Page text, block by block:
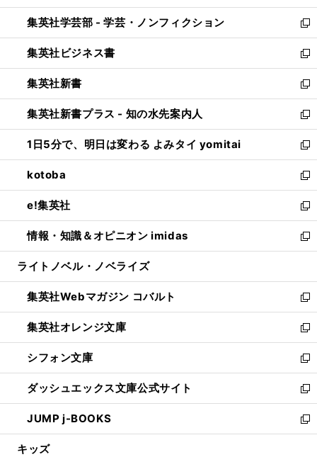
開
く
ウ
で
開
く
ン
ド
ウ
で
開
く
ウ
ィ
ン
ド
ウ
で
開
く
集英社学芸部 - 学芸・ノンフィクション
新
し
い
ウ
ィ
ン
ド
ウ
で
開
く
集英社ビジネス書
新
し
い
ウ
ィ
ン
ド
ウ
で
開
く
集英社新書
新
し
い
ウ
ィ
ン
ド
ウ
で
開
く
集英社新書プラス - 知の水先案内人
新
し
い
ウ
ィ
ン
ド
ウ
で
開
1日5分で、明日は変わる よみタイ yomitai
新
し
い
ウ
ィ
ン
ド
ウ
開
く
kotoba
新
し
い
ウ
ィ
ン
ウ
で
開
く
e!集英社
新
し
い
ウ
ン
ド
ウ
で
開
く
情報・知識＆オピニオン imidas
新
し
ウ
ィ
ン
ド
ウ
で
開
く
ライトノベル・ノベライズ
集英社Webマガジン コバルト
新
し
い
ウ
ィ
ン
ド
ウ
で
開
集英社オレンジ文庫
新
し
い
ウ
ィ
ン
ド
ウ
シフォン文庫
新
し
い
ウ
ィ
ン
ダッシュエックス文庫公式サイト
新
し
い
ウ
JUMP j-BOOKS
新
し
キッズ